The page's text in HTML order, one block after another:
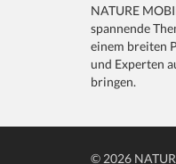
NATURE
spannende
einem breiten
und Experten
bringen.
© 2026